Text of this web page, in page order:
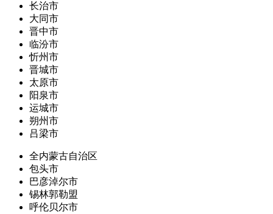
长治市
大同市
晋中市
临汾市
忻州市
晋城市
太原市
阳泉市
运城市
朔州市
吕梁市
全内蒙古自治区
包头市
巴彦淖尔市
锡林郭勒盟
呼伦贝尔市